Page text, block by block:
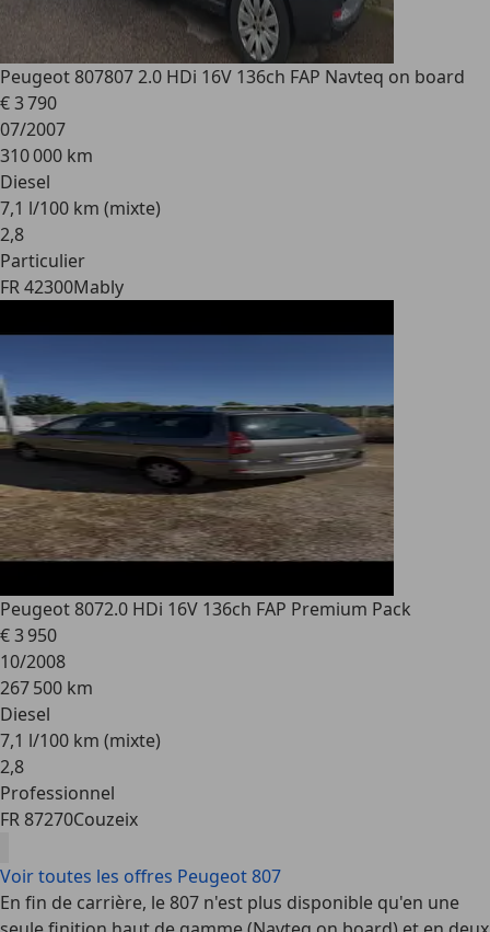
Peugeot 807807 2.0 HDi 16V 136ch FAP Navteq on board
€ 3 790
07/2007
310 000 km
Diesel
7,1 l/100 km (mixte)
2,8
Particulier
FR 42300Mably
Peugeot 8072.0 HDi 16V 136ch FAP Premium Pack
€ 3 950
10/2008
267 500 km
Diesel
7,1 l/100 km (mixte)
2,8
Professionnel
FR 87270Couzeix
Voir toutes les offres Peugeot 807
En fin de carrière, le 807 n'est plus disponible qu'en une